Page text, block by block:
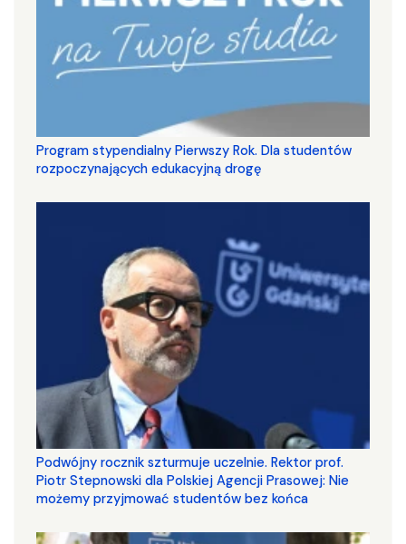
Program stypendialny Pierwszy Rok. Dla studentów
rozpoczynających edukacyjną drogę
Podwójny rocznik szturmuje uczelnie. Rektor prof.
Piotr Stepnowski dla Polskiej Agencji Prasowej: Nie
możemy przyjmować studentów bez końca